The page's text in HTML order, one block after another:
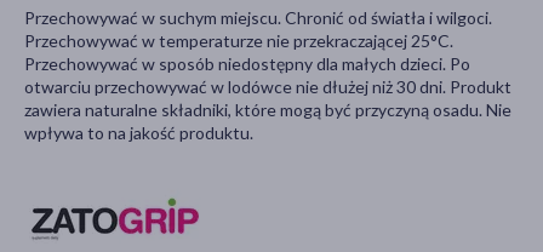
Przechowywać w suchym miejscu. Chronić od światła i wilgoci.
Przechowywać w temperaturze nie przekraczającej 25°C.
Przechowywać w sposób niedostępny dla małych dzieci. Po
otwarciu przechowywać w lodówce nie dłużej niż 30 dni. Produkt
zawiera naturalne składniki, które mogą być przyczyną osadu. Nie
wpływa to na jakość produktu.